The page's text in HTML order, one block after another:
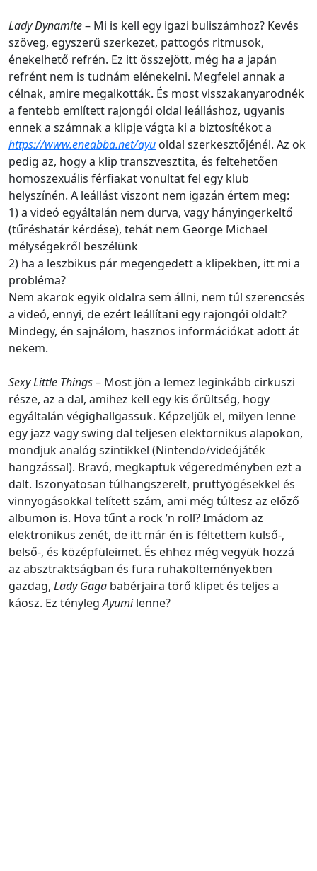
Lady Dynamite– Mi is kell egy igazi buliszámhoz? Kevés
szöveg, egyszerű szerkezet, pattogós ritmusok,
énekelhető refrén. Ez itt összejött, még ha a japán
refrént nem is tudnám elénekelni. Megfelel annak a
célnak, amire megalkották. És most visszakanyarodnék
a fentebb említett rajongói oldal leálláshoz, ugyanis
ennek a számnak a klipje vágta ki a biztosítékot a
https://www.eneabba.net/ayu oldal szerkesztőjénél. Az ok
pedig az, hogy a klip transzvesztita, és feltehetően
homoszexuális férfiakat vonultat fel egy klub
helyszínén. A leállást viszont nem igazán értem meg:
1) a videó egyáltalán nem durva, vagy hányingerkeltő
(tűréshatár kérdése), tehát nem George Michael
mélységekről beszélünk
2) ha a leszbikus pár megengedett a klipekben, itt mi a
probléma?
Nem akarok egyik oldalra sem állni, nem túl szerencsés
a videó, ennyi, de ezért leállítani egy rajongói oldalt?
Mindegy, én sajnálom, hasznos információkat adott át
nekem.
Sexy Little Things– Most jön a lemez leginkább cirkuszi
része, az a dal, amihez kell egy kis őrültség, hogy
egyáltalán végighallgassuk. Képzeljük el, milyen lenne
egy jazz vagy swing dal teljesen elektornikus alapokon,
mondjuk analóg szintikkel (Nintendo/videójáték
hangzással). Bravó, megkaptuk végeredményben ezt a
dalt. Iszonyatosan túlhangszerelt, prüttyögésekkel és
vinnyogásokkal telített szám, ami még túltesz az előző
albumon is. Hova tűnt a rock ’n roll? Imádom az
elektronikus zenét, de itt már én is féltettem külső-,
belső-, és középfüleimet. És ehhez még vegyük hozzá
az absztraktságban és fura ruhakölteményekben
gazdag, Lady Gaga babérjaira törő klipet és teljes a
káosz. Ez ténylegAyumilenne?